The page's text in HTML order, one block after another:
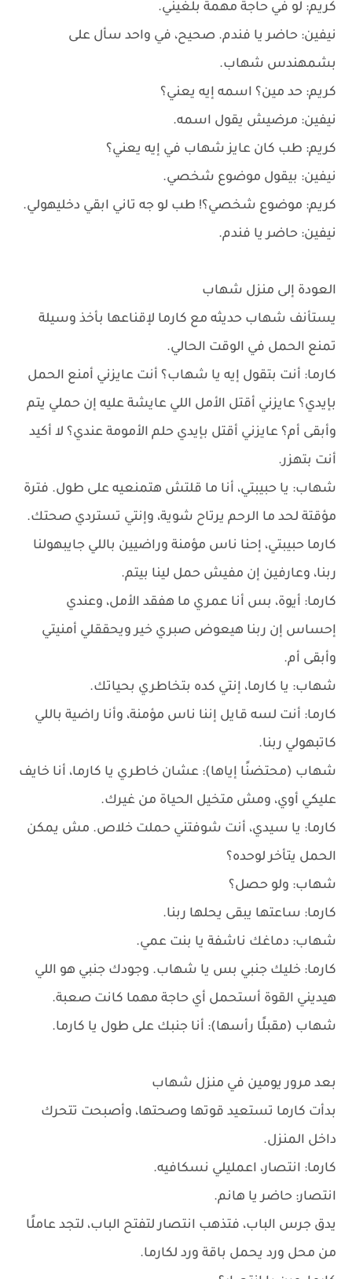
كريم: لو في حاجة مهمة بلغيني.
نيفين: حاضر يا فندم. صحيح، في واحد سأل على
بشمهندس شهاب.
كريم: حد مين؟ اسمه إيه يعني؟
نيفين: مرضيش يقول اسمه.
كريم: طب كان عايز شهاب في إيه يعني؟
نيفين: بيقول موضوع شخصي.
كريم: موضوع شخصي؟! طب لو جه تاني ابقي دخليهولي.
نيفين: حاضر يا فندم.
العودة إلى منزل شهاب
يستأنف شهاب حديثه مع كارما لإقناعها بأخذ وسيلة
تمنع الحمل في الوقت الحالي.
كارما: أنت بتقول إيه يا شهاب؟ أنت عايزني أمنع الحمل
بإيدي؟ عايزني أقتل الأمل اللي عايشة عليه إن حملي يتم
وأبقى أم؟ عايزني أقتل بإيدي حلم الأمومة عندي؟ لا أكيد
أنت بتهزر.
شهاب: يا حبيبتي، أنا ما قلتش هتمنعيه على طول. فترة
مؤقتة لحد ما الرحم يرتاح شوية، وإنتي تستردي صحتك.
كارما حبيبتي، إحنا ناس مؤمنة وراضيين باللي جايبهولنا
ربنا، وعارفين إن مفيش حمل لينا بيتم.
كارما: أيوة، بس أنا عمري ما هفقد الأمل، وعندي
إحساس إن ربنا هيعوض صبري خير ويحققلي أمنيتي
وأبقى أم.
شهاب: يا كارما، إنتي كده بتخاطري بحياتك.
كارما: أنت لسه قايل إننا ناس مؤمنة، وأنا راضية باللي
كاتبهولي ربنا.
شهاب (محتضنًا إياها): عشان خاطري يا كارما، أنا خايف
عليكي أوي، ومش متخيل الحياة من غيرك.
كارما: يا سيدي، أنت شوفتني حملت خلاص. مش يمكن
الحمل يتأخر لوحده؟
شهاب: ولو حصل؟
كارما: ساعتها يبقى يحلها ربنا.
شهاب: دماغك ناشفة يا بنت عمي.
كارما: خليك جنبي بس يا شهاب. وجودك جنبي هو اللي
هيديني القوة أستحمل أي حاجة مهما كانت صعبة.
شهاب (مقبلًا رأسها): أنا جنبك على طول يا كارما.
بعد مرور يومين في منزل شهاب
بدأت كارما تستعيد قوتها وصحتها، وأصبحت تتحرك
داخل المنزل.
كارما: انتصار، اعمليلي نسكافيه.
انتصار: حاضر يا هانم.
يدق جرس الباب، فتذهب انتصار لتفتح الباب، لتجد عاملًا
من محل ورد يحمل باقة ورد لكارما.